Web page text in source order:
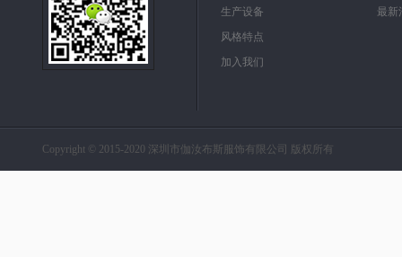
生产设备
风格特点
加入我们
最新
Copyright © 2015-2020 深圳市伽汝布斯服饰有限公司 版权所有